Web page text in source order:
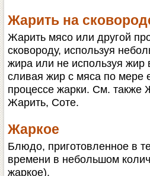
Жарить на
Жарить мясо или другой
сковороду, используя
жира или не используя
сливая жир с мяса по мере
процессе жарки. См. также
Жарить, Соте.
Жаркое
Блюдо, приготовленное в
времени в небольшом
жаркое).